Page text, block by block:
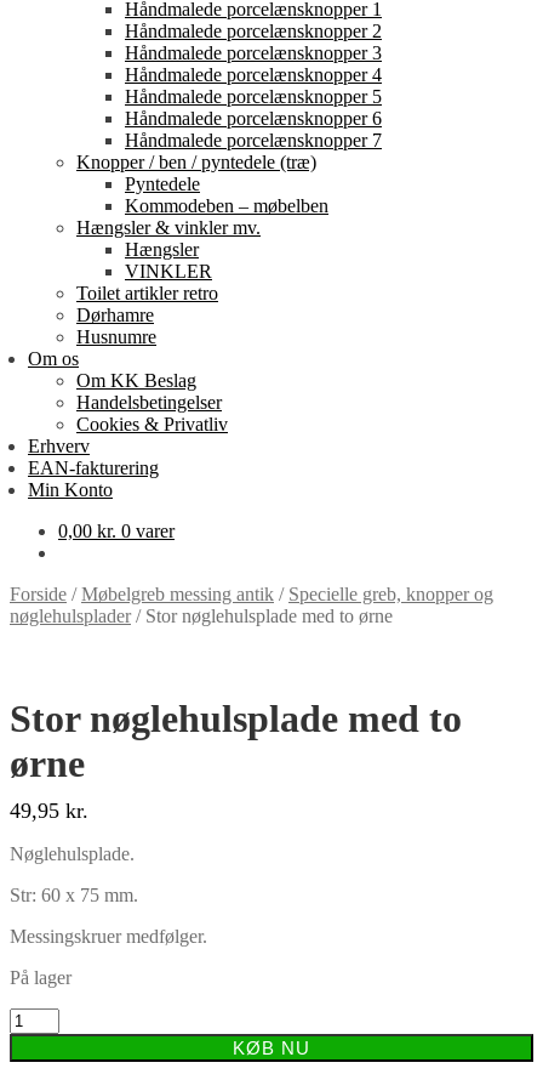
Håndmalede porcelænsknopper 1
Håndmalede porcelænsknopper 2
Håndmalede porcelænsknopper 3
Håndmalede porcelænsknopper 4
Håndmalede porcelænsknopper 5
Håndmalede porcelænsknopper 6
Håndmalede porcelænsknopper 7
Knopper / ben / pyntedele (træ)
Pyntedele
Kommodeben – møbelben
Hængsler & vinkler mv.
Hængsler
VINKLER
Toilet artikler retro
Dørhamre
Husnumre
Om os
Om KK Beslag
Handelsbetingelser
Cookies & Privatliv
Erhverv
EAN-fakturering
Min Konto
0,00 kr. 0 varer
Forside /Møbelgreb messing antik / Specielle greb, knopper og
nøglehulsplader/ Stor nøglehulsplade med to ørne
Stor nøglehulsplade med to
ørne
49,95 kr.
Nøglehulsplade.
Str: 60 x 75 mm.
Messingskruer medfølger.
På lager
Stor
nøglehulsplade
med
KØB NU